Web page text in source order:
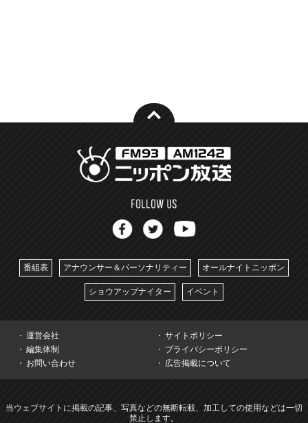
番組表 アナウンサー＆パーソナリティー オールナイトニッポン
ショウアップナイター イベント
運営会社
サイトポリシー
編集体制
プライバシーポリシー
お問い合わせ
広告掲載について
当ウェブサイトに掲載の記事、写真などの無断転載、加工しての使用などは一切
禁止します。